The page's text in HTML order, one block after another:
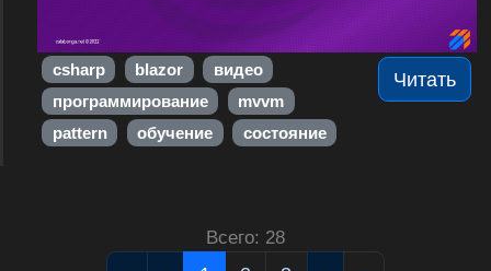
Читать
csharp blazor
видео
программирование
mvvm
pattern
обучение состояние
Всего: 28